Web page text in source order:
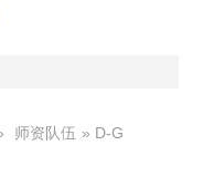
师资队伍 » D-G